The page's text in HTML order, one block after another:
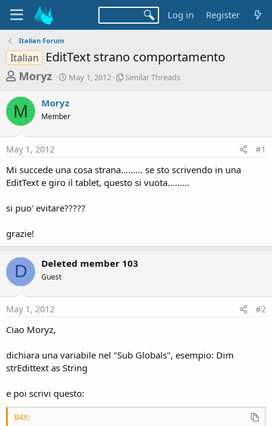
Log in Register
Italian Forum
Italian EditText strano comportamento
T
r
e
a
d
s
t
r
e
r
Moryz
S
r
t
a
May 1, 2012
S
r
r
e
Similar Threads
M Moryz
Member
May 1, 2012 #1
Mi succede una cosa strana......... se sto scrivendo in una
EditText e giro il tablet, questo si vuota.........
si puo' evitare?????
grazie!
D Deleted member 103
Guest
May 1, 2012 #2
Ciao Moryz,
dichiara una variabile nel "Sub Globals", esempio: Dim
strEdittext as String
e poi scrivi questo:
B4X: